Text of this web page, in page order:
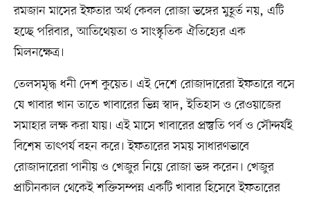
রমজান মাসের ইফতার অর্থ কেবল রোজা ভঙ্গের মুহূর্ত নয়, এটি
হচ্ছে পরিবার, আতিথেয়তা ও সাংস্কৃতিক ঐতিহ্যের এক
মিলনক্ষেত্র।
তেলসমৃদ্ধ ধনী দেশ কুয়েত। এই দেশে রোজাদারেরা ইফতারে বসে
যে খাবার খান তাতে খাবারের ভিন্ন স্বাদ, ইতিহাস ও রেওয়াজের
সমাহার লক্ষ করা যায়। এই মাসে খাবারের প্রস্তুতি পর্ব ও সৌন্দর্যই
বিশেষ তাৎপর্য বহন করে। ইফতারের সময় সাধারণভাবে
রোজাদারেরা পানীয় ও খেজুর নিয়ে রোজা ভঙ্গ করেন। খেজুর
প্রাচীনকাল থেকেই শক্তিসম্পন্ন একটি খাবার হিসেবে ইফতারের